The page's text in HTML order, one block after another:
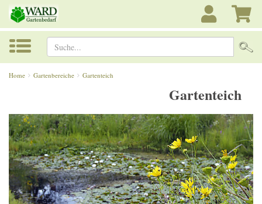
Suche...
Home Gartenbereiche Gartenteich
Gartenteich